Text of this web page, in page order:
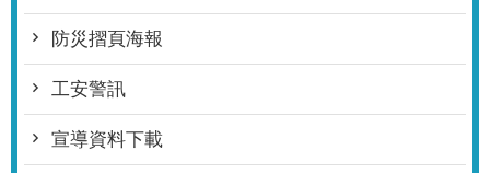
防災摺頁海報
工安警訊
宣導資料下載